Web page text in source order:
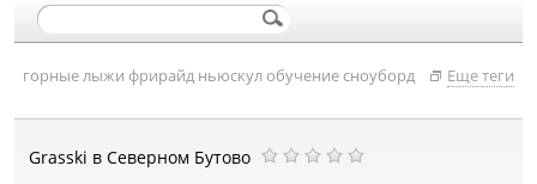
горные лыжи фрирайд ньюскулобучениесноуборд Еще теги
Grasski в Северном Бутово